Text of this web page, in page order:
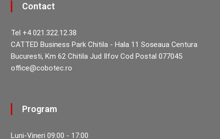
Contact
Tel +4 021.322.12.38
CATTED Business Park Chitila - Hala 11 Soseaua Centura
Bucuresti, Km 62 Chitila Jud Ilfov Cod Postal 077045
office@cobotec.ro
Program
Luni-Vineri 09:00 - 17:00